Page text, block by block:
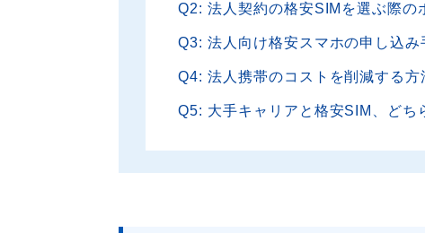
Q2: 法人契約の格安SIMを選ぶ際の
Q3: 法人向け格安スマホの申し込
Q4: 法人携帯のコストを削減する方
Q5: 大手キャリアと格安SIM、どち